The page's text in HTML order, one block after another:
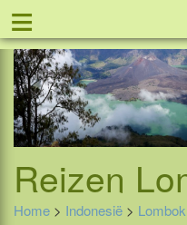
≡
Reizen
Home > Indonesië > Lombok